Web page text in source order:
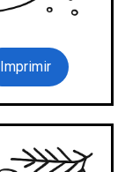
Imprimir